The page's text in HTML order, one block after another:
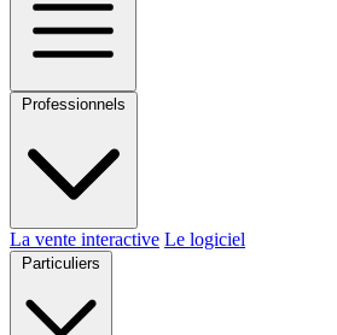
Professionnels
La vente interactive Le logiciel
Particuliers